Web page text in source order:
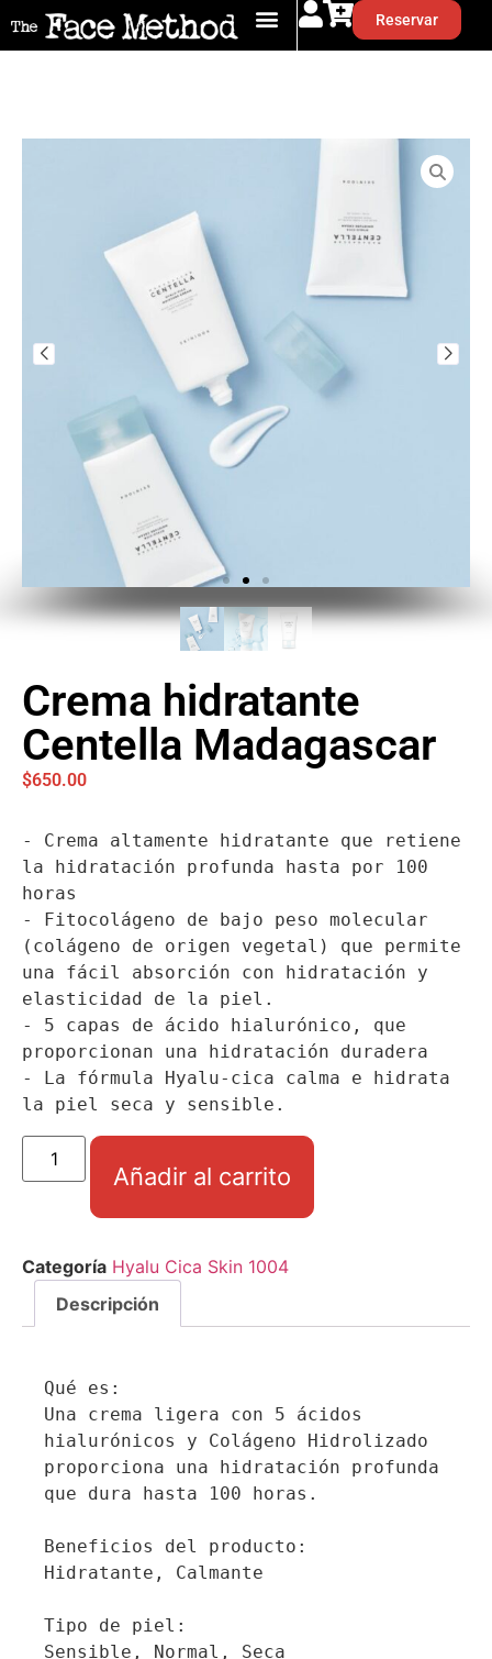
Reservar
Crema hidratante
Centella Madagascar
$650.00
- Crema altamente hidratante que retiene
la hidratación profunda hasta por 100
horas
- Fitocolágeno de bajo peso molecular
(colágeno de origen vegetal) que permite
una fácil absorción con hidratación y
elasticidad de la piel.
- 5 capas de ácido hialurónico, que
proporcionan una hidratación duradera
- La fórmula Hyalu-cica calma e hidrata
la piel seca y sensible.
Añadir al carrito
Categoría Hyalu Cica Skin 1004
Descripción
Qué es:
Una crema ligera con 5 ácidos
hialurónicos y Colágeno Hidrolizado
proporciona una hidratación profunda
que dura hasta 100 horas.
Beneficios del producto:
Hidratante, Calmante
Tipo de piel:
Sensible, Normal, Seca